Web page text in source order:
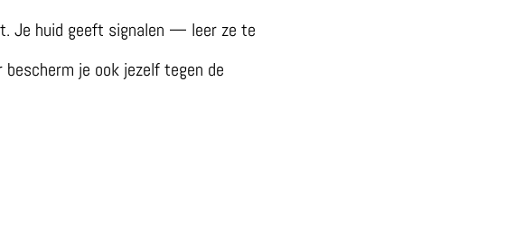
Je huid geeft signalen — leer ze te
bescherm je ook jezelf tegen de